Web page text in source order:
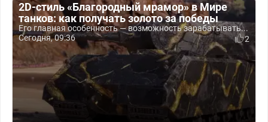
2D-стиль «Благородный мрамор» в Мире
танков: как получать золото за победы
Его главная особенность — возможность зарабатывать...
Сегодня, 09:36
2